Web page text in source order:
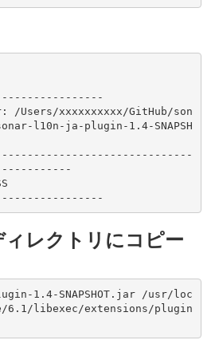
/Users/xxxxxxxxxx/GitHub/son
l10n-ja-plugin-1.4-SNAPSH
レクトリにコピー
1.4-SNAPSHOT.jar /usr/loc
6.1/libexec/extensions/plugin